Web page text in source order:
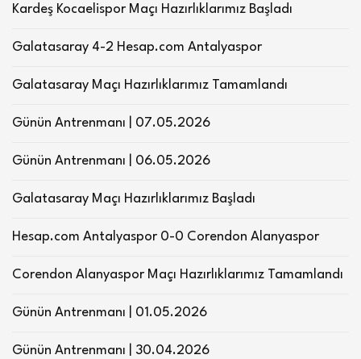
Kardeş Kocaelispor Maçı Hazırlıklarımız Başladı
Galatasaray 4-2 Hesap.com Antalyaspor
Galatasaray Maçı Hazırlıklarımız Tamamlandı
Günün Antrenmanı | 07.05.2026
Günün Antrenmanı | 06.05.2026
Galatasaray Maçı Hazırlıklarımız Başladı
Hesap.com Antalyaspor 0-0 Corendon Alanyaspor
Corendon Alanyaspor Maçı Hazırlıklarımız Tamamlandı
Günün Antrenmanı | 01.05.2026
Günün Antrenmanı | 30.04.2026